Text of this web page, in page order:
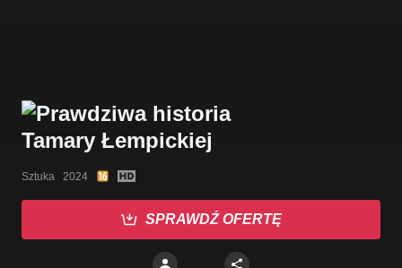
Sztuka   2024
SPRAWDŹ OFERTĘ